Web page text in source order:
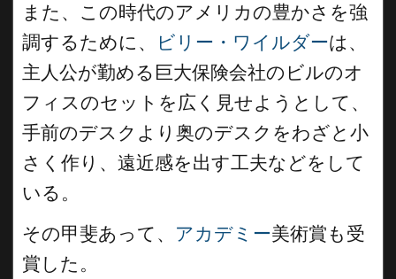
また、この時代のアメリカの豊かさを強
調するために、
ビリー・ワイルダーは、
主人公が勤める巨大保険会社のビルのオ
フィスのセットを広く見せようとして、
手前のデスクより奥のデスクをわざと小
さく作り、遠近感を出す工夫などをして
いる。
その甲斐あって、 アカデミー美術賞も受
賞した。